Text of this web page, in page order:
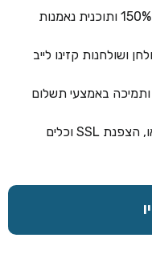
בונוסי רילוד שבועיים, בונוס קריפטו 150% ותוכנית נאמנות
ושולחנות קזינו לייב
תוך 24-48 שעות ותמיכה באמצעי תשלום
שירות לקוחות 24/7, רישיון קוראסאו, הצפנת SSL וכלים